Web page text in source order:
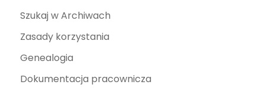
Szukaj w Archiwach
Zasady korzystania
Genealogia
Dokumentacja pracownicza